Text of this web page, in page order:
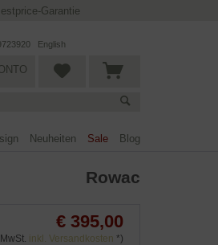
Garantie
English
Neuheiten Sale Blog
Rowac
€ 395,00
inkl. Versandkosten *)